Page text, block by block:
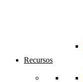
Recursos